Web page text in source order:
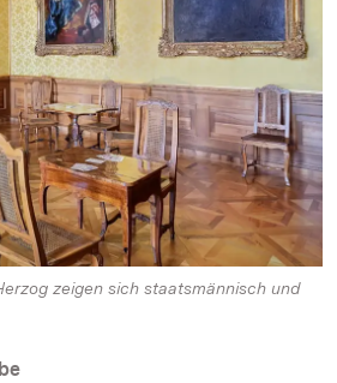
zeigen sich staatsmännisch und